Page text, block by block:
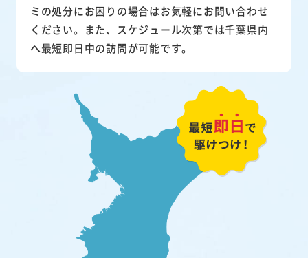
ミの処分にお困りの場合はお気軽にお問い合わせ
ください。また、スケジュール次第では千葉県内
へ最短即日中の訪問が可能です。